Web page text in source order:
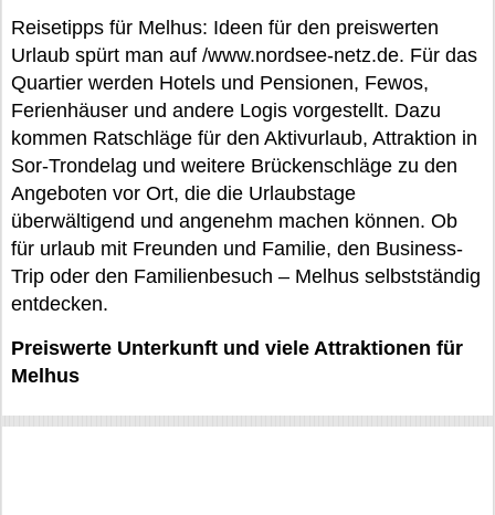
Reisetipps für Melhus: Ideen für den preiswerten
Urlaub spürt man auf /www.nordsee-netz.de. Für das
Quartier werden Hotels und Pensionen, Fewos,
Ferienhäuser und andere Logis vorgestellt. Dazu
kommen Ratschläge für den Aktivurlaub, Attraktion in
Sor-Trondelag und weitere Brückenschläge zu den
Angeboten vor Ort, die die Urlaubstage
überwältigend und angenehm machen können. Ob
für urlaub mit Freunden und Familie, den Business-
Trip oder den Familienbesuch – Melhus selbstständig
entdecken.
Preiswerte Unterkunft und viele Attraktionen für
Melhus